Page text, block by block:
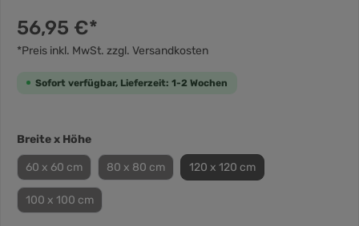
56,95 €*
*Preis inkl. MwSt. zzgl. Versandkosten
Sofort verfügbar, Lieferzeit: 1-2 Wochen
Breite x Höhe
60 x 60 cm 80 x 80 cm 120 x 120 cm
100 x 100 cm